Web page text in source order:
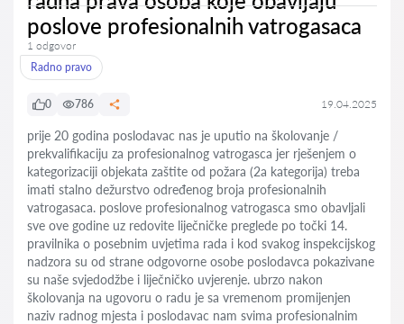
poslove profesionalnih vatrogasaca
1 odgovor
Radno pravo
0 786 19.04.2025
prije 20 godina poslodavac nas je uputio na školovanje /
prekvalifikaciju za profesionalnog vatrogasca jer rješenjem o
kategorizaciji objekata zaštite od požara (2a kategorija) treba
imati stalno dežurstvo određenog broja profesionalnih
vatrogasaca. poslove profesionalnog vatrogasca smo obavljali
sve ove godine uz redovite liječničke preglede po točki 14.
pravilnika o posebnim uvjetima rada i kod svakog inspekcijskog
nadzora su od strane odgovorne osobe poslodavca pokazivane
su naše svjedodžbe i liječničko uvjerenje. ubrzo nakon
školovanja na ugovoru o radu je sa vremenom promijenjen
naziv radnog mjesta i poslodavac nam svima profesionalnim